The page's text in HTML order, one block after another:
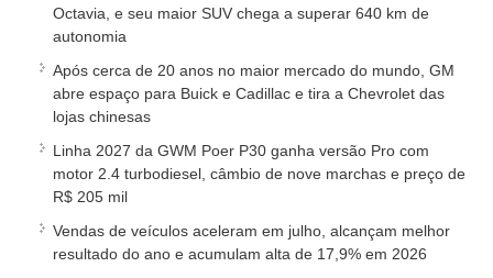
Octavia, e seu maior SUV chega a superar 640 km de
autonomia
Após cerca de 20 anos no maior mercado do mundo, GM
abre espaço para Buick e Cadillac e tira a Chevrolet das
lojas chinesas
Linha 2027 da GWM Poer P30 ganha versão Pro com
motor 2.4 turbodiesel, câmbio de nove marchas e preço de
R$ 205 mil
Vendas de veículos aceleram em julho, alcançam melhor
resultado do ano e acumulam alta de 17,9% em 2026